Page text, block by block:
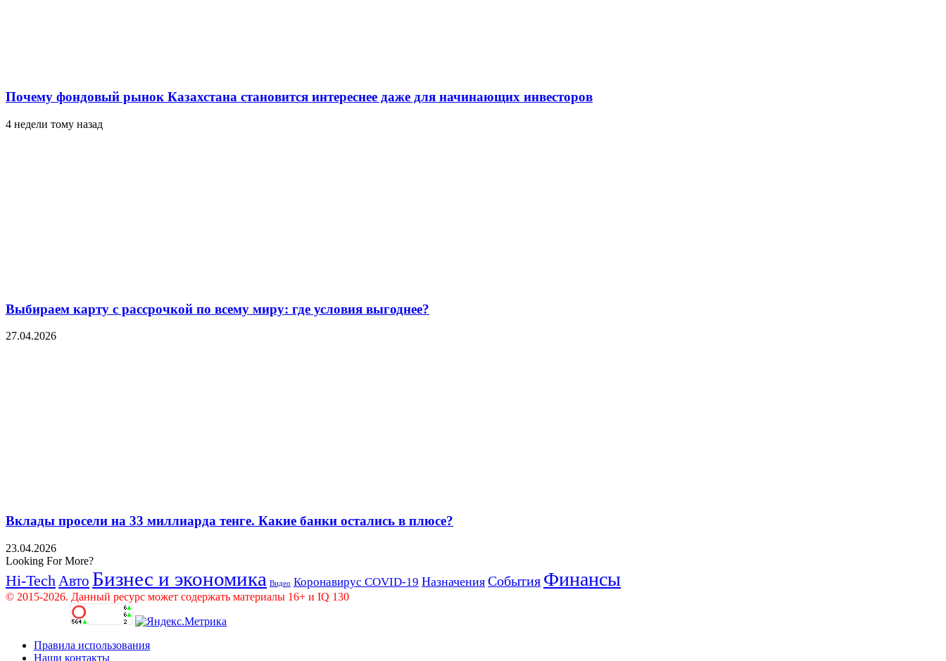
Почему фондовый рынок Казахстана становится интереснее даже для начинающих инвесторов
4 недели тому назад
Выбираем карту с рассрочкой по всему миру: где условия выгоднее?
27.04.2026
Вклады просели на 33 миллиарда тенге. Какие банки остались в плюсе?
23.04.2026
Looking For More?
Hi-Tech Авто Бизнес и экономика Видео Коронавирус COVID-19 Назначения События Финансы
© 2015-2026. Данный ресурс может содержать материалы 16+ и IQ 130
Правила использования
Наши контакты